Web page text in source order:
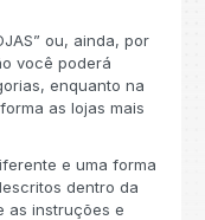
ou, ainda, por
você poderá
enquanto na
as lojas mais
e uma forma
dentro da
as instruções e